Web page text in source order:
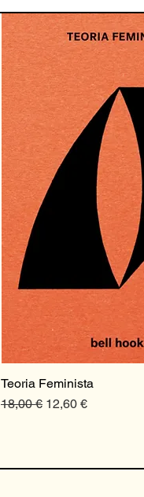
Teoria Feminista
Preço normal
18,00 € Preço promocional
12,60 €